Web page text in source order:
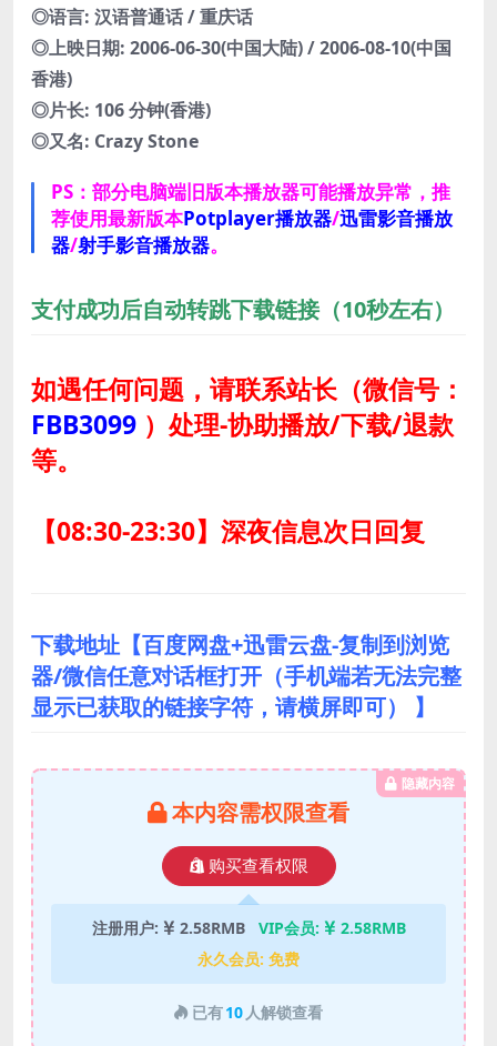
◎语言: 汉语普通话 / 重庆话
◎上映日期: 2006-06-30(中国大陆) / 2006-08-10(中国
香港)
◎片长: 106 分钟(香港)
◎又名: Crazy Stone
PS：部分电脑端旧版本播放器可能播放异常，推
荐使用最新版本Potplayer播放器/迅雷影音播放
器/射手影音播放器。
支付成功后自动转跳下载链接（10秒左右）
如遇任何问题，请联系站长（微信号：
FBB3099 ） 处理-协助播放/下载/退款
等。
【08:30-23:30】深夜信息次日回复
下载地址【百度网盘+迅雷云盘-复制到浏览
器/微信任意对话框打开（手机端若无法完整
显示已获取的链接字符，请横屏即可） 】
隐藏内容
本内容需权限查看
购买查看权限
注册用户: 2.58RMB VIP会员:
2.58RMB
永久会员: 免费
已有10 人解锁查看